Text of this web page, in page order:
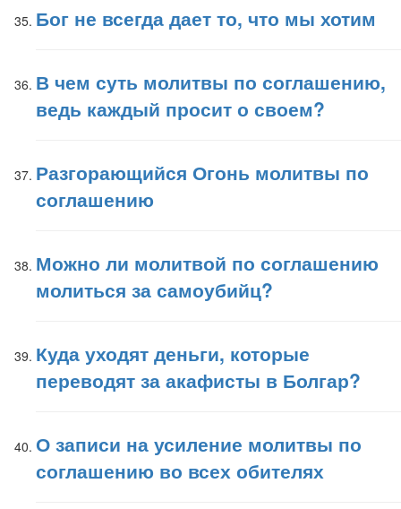
Бог не всегда дает то, что мы хотим
В чем суть молитвы по соглашению,
ведь каждый просит о своем?
Разгорающийся Огонь молитвы по
соглашению
Можно ли молитвой по соглашению
молиться за самоубийц?
Куда уходят деньги, которые
переводят за акафисты в Болгар?
О записи на усиление молитвы по
соглашению во всех обителях